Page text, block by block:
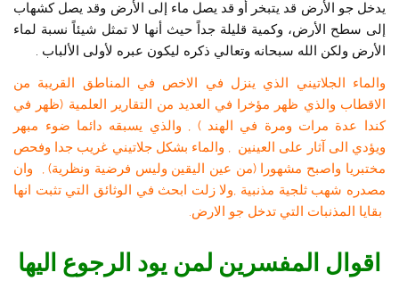
يدخل جو الأرض قد يتبخر أو قد يصل ماء إلى الأرض وقد يصل كشهاب
إلى سطح الأرض، وكمية قليلة جداً حيث أنها لا تمثل شيئاً نسبة لماء
الأرض ولكن الله سبحانه وتعالي ذكره ليكون عبره لأولى الألباب .
والماء الجلاتيني الذي ينزل في الاخص في المناطق القريبة من
الاقطاب والذي ظهر مؤخرا في العديد من التقارير العلمية (ظهر في
كندا عدة مرات ومرة في الهند ) , والذي يسبقه دائما ضوء مبهر
ويؤدي الى آثار على العينين , والماء بشكل جلاتيني غريب جدا وفحص
مختبريا واصبح مشهورا (من عين اليقين وليس فرضية ونظرية) , وان
مصدره شهب ثلجية مذنبية ,ولا زلت ابحث في الوثائق التي تثبت انها
بقايا المذنبات التي تدخل جو الارض.
اقوال المفسرين لمن يود الرجوع اليها